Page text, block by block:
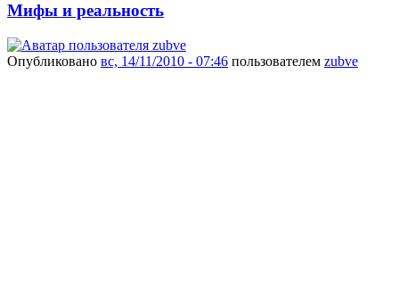
Мифы и реальность
Опубликовано вс, 14/11/2010 - 07:46 пользователем zubve